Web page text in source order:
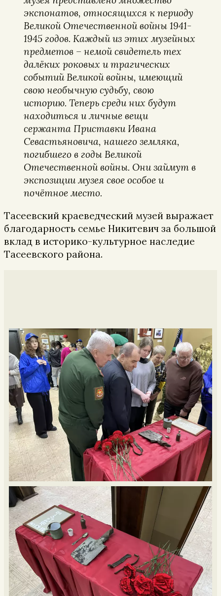
экспонатов, относящихся к периоду
Великой Отечественной войны 1941-
1945 годов. Каждый из этих музейных
предметов – немой свидетель тех
далёких роковых и трагических
событий Великой войны, имеющий
свою необычную судьбу, свою
историю. Теперь среди них будут
находиться и личные вещи
сержанта Приставки Ивана
Севастьяновича, нашего земляка,
погибшего в годы Великой
Отечественной войны. Они займут в
экспозиции музея свое особое и
почётное место.
Тасеевский краеведческий музей выражает
благодарность семье Никитевич за большой
вклад в историко-культурное наследие
Тасеевского района.